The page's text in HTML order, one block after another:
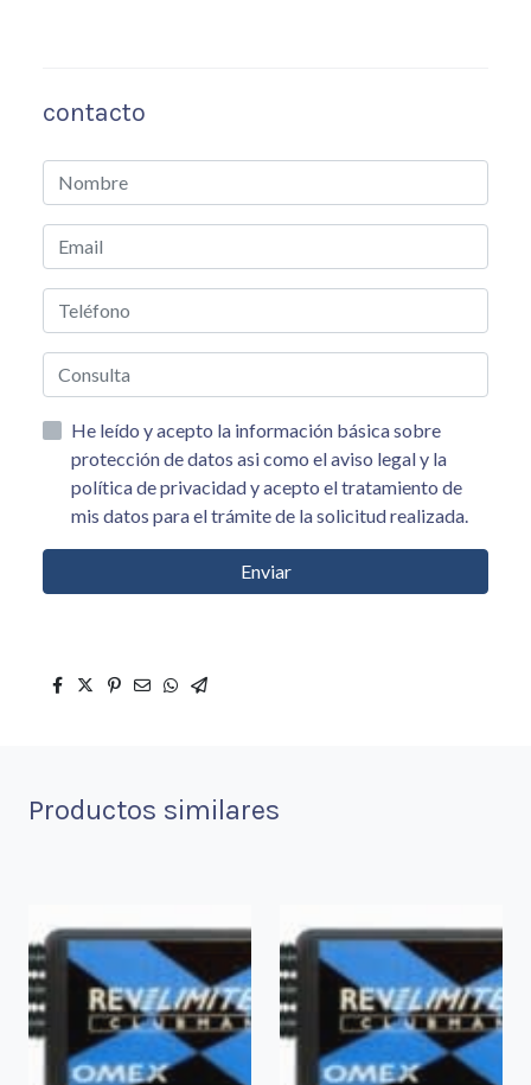
contacto
He leído y acepto la información básica sobre
protección de datos asi como el aviso legal y la
política de privacidad y acepto el tratamiento de
mis datos para el trámite de la solicitud realizada.
Enviar
Productos similares